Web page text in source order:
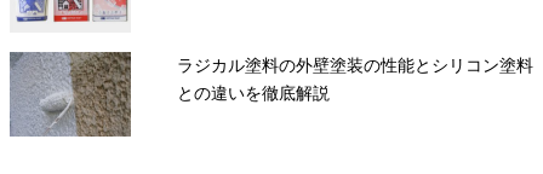
ラジカル塗料の外壁塗装の性能とシリコン塗料
との違いを徹底解説